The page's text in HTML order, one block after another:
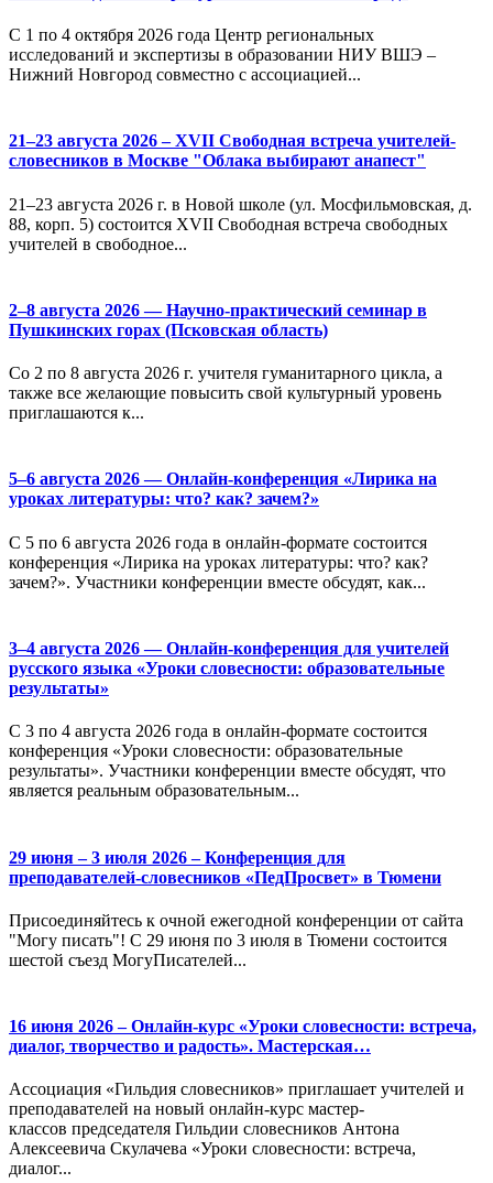
С 1 по 4 октября 2026 года Центр региональных
исследований и экспертизы в образовании НИУ ВШЭ –
Нижний Новгород совместно с ассоциацией...
21–23 августа 2026 – XVII Свободная встреча учителей-
словесников в Москве "Облака выбирают анапест"
21–23 августа 2026 г. в Новой школе (ул. Мосфильмовская, д.
88, корп. 5) состоится XVII Свободная встреча свободных
учителей в свободное...
2–8 августа 2026 — Научно-практический семинар в
Пушкинских горах (Псковская область)
Со 2 по 8 августа 2026 г. учителя гуманитарного цикла, а
также все желающие повысить свой культурный уровень
приглашаются к...
5–6 августа 2026 — Онлайн-конференция «Лирика на
уроках литературы: что? как? зачем?»
С 5 по 6 августа 2026 года в онлайн-формате состоится
конференция «Лирика на уроках литературы: что? как?
зачем?». Участники конференции вместе обсудят, как...
3–4 августа 2026 — Онлайн-конференция для учителей
русского языка «Уроки словесности: образовательные
результаты»
С 3 по 4 августа 2026 года в онлайн-формате состоится
конференция «Уроки словесности: образовательные
результаты». Участники конференции вместе обсудят, что
является реальным образовательным...
29 июня – 3 июля 2026 – Конференция для
преподавателей-словесников «ПедПросвет» в Тюмени
Присоединяйтесь к очной ежегодной конференции от сайта
"Могу писать"! С 29 июня по 3 июля в Тюмени состоится
шестой съезд МогуПисателей...
16 июня 2026 – Онлайн-курс «Уроки словесности: встреча,
диалог, творчество и радость». Мастерская…
Ассоциация «Гильдия словесников» приглашает учителей и
преподавателей на новый онлайн-курс мастер-
классов председателя Гильдии словесников Антона
Алексеевича Скулачева «Уроки словесности: встреча,
диалог...